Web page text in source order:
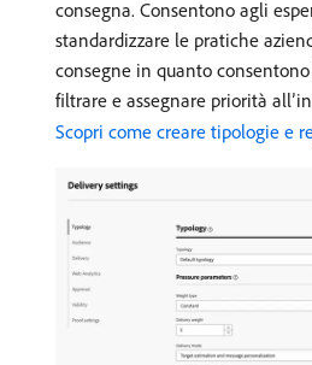
consegna. Consentono agli
standardizzare le pratiche
consegne in quanto
filtrare e assegnare priorità
Scopri come creare tipologie e